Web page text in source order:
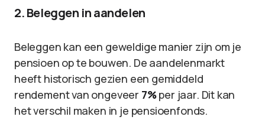
2. Beleggen in aandelen
Beleggen kan een geweldige manier zijn om je
pensioen op te bouwen. De aandelenmarkt
heeft historisch gezien een gemiddeld
rendement van ongeveer 7%per jaar. Dit kan
het verschil maken in je pensioenfonds.